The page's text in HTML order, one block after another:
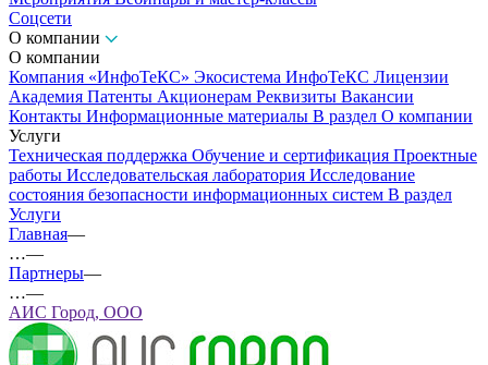
Соцсети
О компании
О компании
Компания «ИнфоТеКС» Экосистема ИнфоТеКС Лицензии
Академия Патенты Акционерам Реквизиты Вакансии
Контакты Информационные материалы В раздел О компании
Услуги
Техническая поддержка Обучение и сертификация Проектные
работы Исследовательская лаборатория Исследование
состояния безопасности информационных систем В раздел
Услуги
Главная—
…—
Партнеры—
…—
АИС Город, ООО